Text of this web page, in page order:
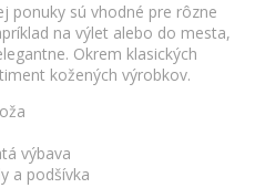
ponuky sú vhodné pre rôzne
na výlet alebo do mesta,
Okrem klasických
kožených výrobkov.
výbava
a podšívka